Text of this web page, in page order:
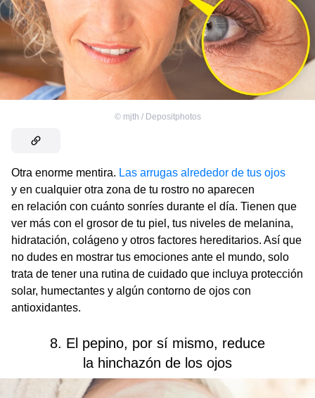
© mjth / Depositphotos
Otra enorme mentira. Las arrugas alrededor de tus ojos
y en cualquier otra zona de tu rostro no aparecen
en relación con cuánto sonríes durante el día. Tienen que
ver más con el grosor de tu piel, tus niveles de melanina,
hidratación, colágeno y otros factores hereditarios. Así que
no dudes en mostrar tus emociones ante el mundo, solo
trata de tener una rutina de cuidado que incluya protección
solar, humectantes y algún contorno de ojos con
antioxidantes.
8. El pepino, por sí mismo, reduce
la hinchazón de los ojos